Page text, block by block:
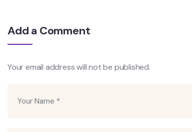
Add a Comment
Your email address will not be published.